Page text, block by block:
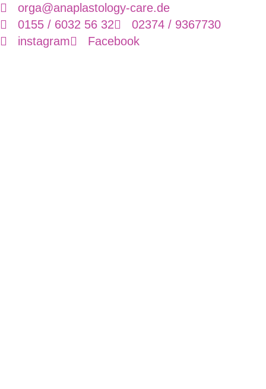
orga@anaplastology-care.de
0155 / 6032 56 32
02374 / 9367730
instagram
Facebook